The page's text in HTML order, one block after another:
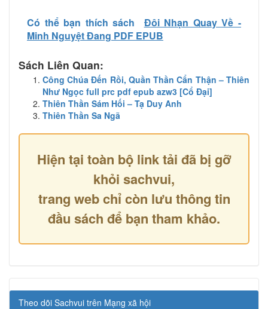
Có thể bạn thích sách
Đôi Nhạn Quay Về -
Minh Nguyệt Đang PDF EPUB
Sách Liên Quan:
Công Chúa Đến Rồi, Quần Thần Cẩn Thận – Thiên
Như Ngọc full prc pdf epub azw3 [Cổ Đại]
Thiên Thần Sám Hối – Tạ Duy Anh
Thiên Thần Sa Ngã
Hiện tại toàn bộ link tải đã bị gỡ
khỏi sachvui,
trang web chỉ còn lưu thông tin
đầu sách để bạn tham khảo.
Theo dõi Sachvui trên Mạng xã hội